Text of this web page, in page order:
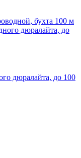
бухта 100 м
дюралайта, до 100